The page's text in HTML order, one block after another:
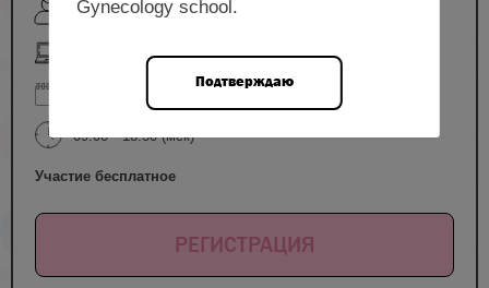
Савичева А.М., Нестеров В.Ф. и др.
онлайн-формат
09:00—18:50 (мск)
Участие бесплатное
РЕГИСТРАЦИЯ
Gynecology school.
Подтверждаю